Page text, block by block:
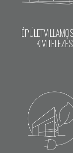
KIVITELEZÉS